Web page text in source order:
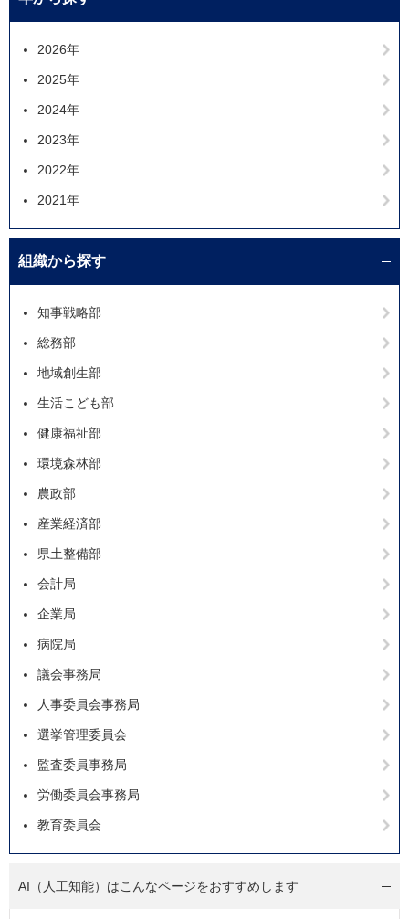
2026年
2025年
2024年
2023年
2022年
2021年
組織から探す
知事戦略部
総務部
地域創生部
生活こども部
健康福祉部
環境森林部
農政部
産業経済部
県土整備部
会計局
企業局
病院局
議会事務局
人事委員会事務局
選挙管理委員会
監査委員事務局
労働委員会事務局
教育委員会
AI（人工知能）はこんなページをおすすめします